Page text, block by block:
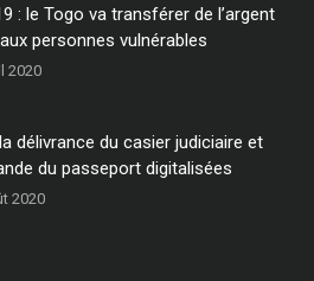
: le Togo va transférer de l’argent
personnes vulnérables
2020
délivrance du casier judiciaire et
du passeport digitalisées
2020